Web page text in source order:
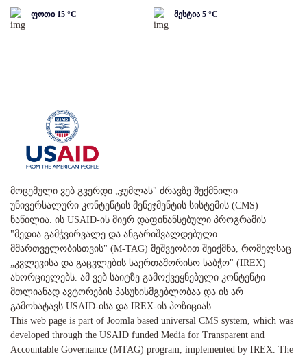
ფოთი 15 °C მესტია 5 °C
მოცემული ვებ გვერდი „ჯუმლას" ძრავზე შექმნილი
უნივერსალური კონტენტის მენეჯმენტის სისტემის (CMS)
ნაწილია. ის USAID-ის მიერ დაფინანსებული პროგრამის
"მედია გამჭვირვალე და ანგარიშვალდებული
მმართველობისთვის" (M-TAG) მეშვეობით შეიქმნა, რომელსაც
„კვლევისა და გაცვლების საერთაშორისო საბჭო" (IREX)
ახორციელებს. ამ ვებ საიტზე გამოქვეყნებული კონტენტი
მთლიანად ავტორების პასუხისმგებლობაა და ის არ
გამოხატავს USAID-ისა და IREX-ის პოზიციას.
This web page is part of Joomla based universal CMS system, which was
developed through the USAID funded Media for Transparent and
Accountable Governance (MTAG) program, implemented by IREX. The